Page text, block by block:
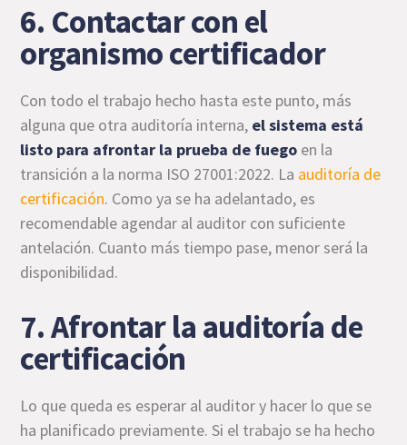
6. Contactar con el
organismo certificador
Con todo el trabajo hecho hasta este punto, más
alguna que otra auditoría interna, el sistema está
listo para afrontar la prueba de fuego en la
transición a la norma ISO 27001:2022. La auditoría de
certificación. Como ya se ha adelantado, es
recomendable agendar al auditor con suficiente
antelación. Cuanto más tiempo pase, menor será la
disponibilidad.
7. Afrontar la auditoría de
certificación
Lo que queda es esperar al auditor y hacer lo que se
ha planificado previamente. Si el trabajo se ha hecho